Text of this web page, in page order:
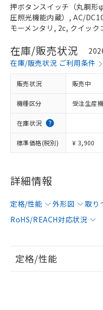
押ボタンスイッチ（丸胴
圧照光機能内蔵）, AC/
モーメンタリ, 2c, クイッ
在庫/販売状況
在庫/販売状況 ご利用条件
販売状況 販売中
機種区分 受注生産
在庫状況
標準価格(税別) ¥ 3,900
詳細情報
定格/性能 外形図 取り
RoHS/REACH対応状況
定格/性能